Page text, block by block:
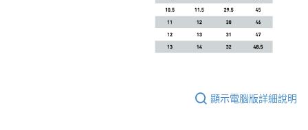
顯示電腦版詳細說明